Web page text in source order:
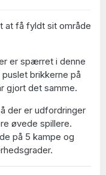
at få fyldt sit område
er spærret i denne
brikkerne på
gjort det samme.
der er udfordringer
øvede spillere.
på 5 kampe og